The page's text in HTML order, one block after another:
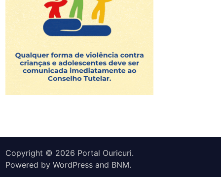
Copyright © 2026 Portal Ouricuri.
Powered byWordPress and BNM.